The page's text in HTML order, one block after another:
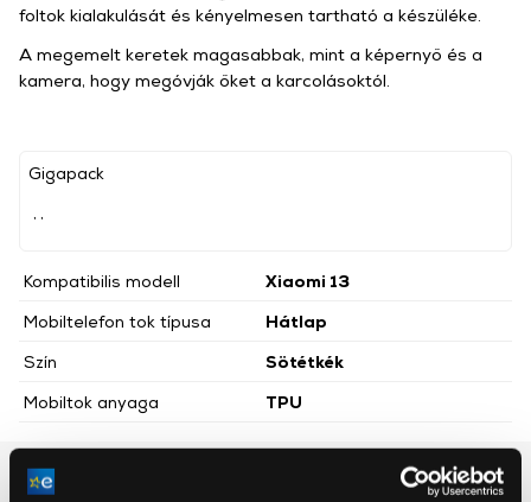
Gigapack
Kompatibilis modell
Xiaomi 13
Mobiltelefon tok típusa
Hátlap
Szín
Sötétkék
Mobiltok anyaga
TPU
foltok kialakulását és kényelmesen tartható a készüléke.
A megemelt keretek magasabbak, mint a képernyő és a
kamera, hogy megóvják őket a karcolásoktól.
Részletes ismertető